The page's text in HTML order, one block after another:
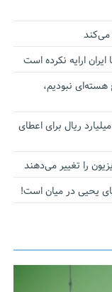
می‌کند
ارایه نکرده است
هسته‌ای نبودیم،
آستانه الزام به دریافت صورت های مالی به ۱۰۰ میلیارد ریال برای اعطای
را تغییر می‌دهند
یحیی در میان است!